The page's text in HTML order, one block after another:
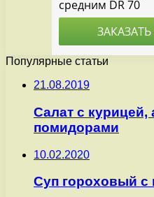
Популярные статьи
21.08.2019
Салат с курицей,
помидорами
10.02.2020
Суп гороховый с